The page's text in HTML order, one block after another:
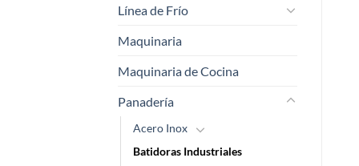
Línea de Frío
Maquinaria
Maquinaria de Cocina
Panadería
Acero Inox
Batidoras Industriales